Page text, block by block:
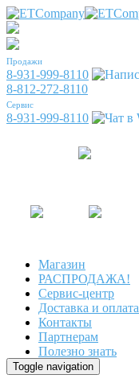
Продажи
8-931-999-8110
8-812-272-8110
Сервис
8-931-999-8110
Магазин
РАСПРОДАЖА!
Сервис-центр
Доставка и оплата
Контакты
Партнерам
Полезно знать
Toggle navigation